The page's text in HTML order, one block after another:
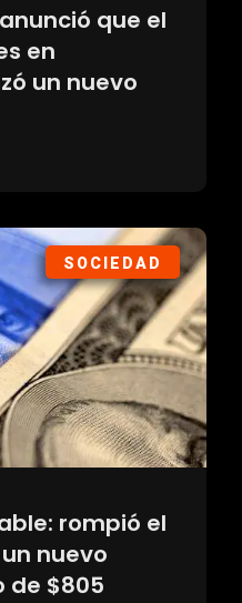
que el
en
un nuevo
SOCIEDAD
rompió el
nuevo
de $805